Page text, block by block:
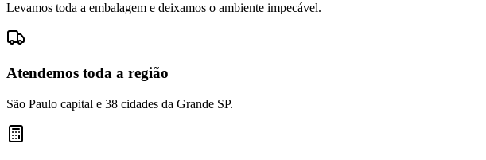
Levamos toda a embalagem e deixamos o ambiente impecável.
Atendemos toda a região
São Paulo capital e 38 cidades da Grande SP.